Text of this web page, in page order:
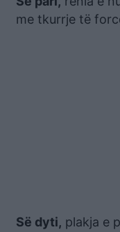
me tkurrje të
Së dyti, plakja e